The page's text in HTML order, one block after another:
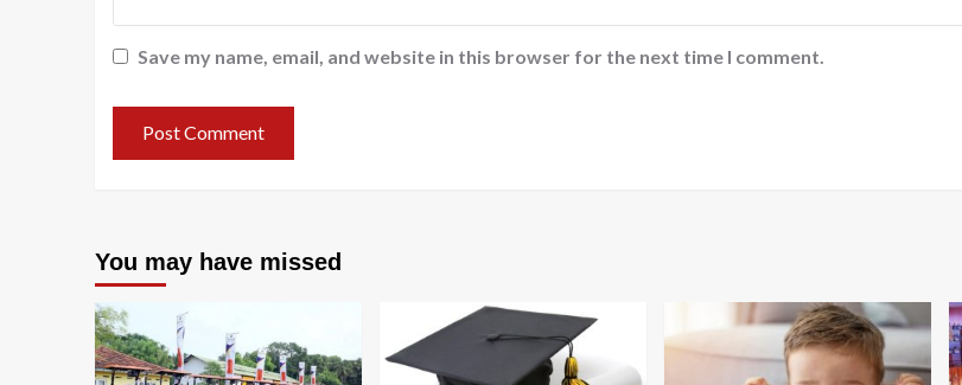
Save my name, email, and website in this browser for the next time I comment.
You may have missed